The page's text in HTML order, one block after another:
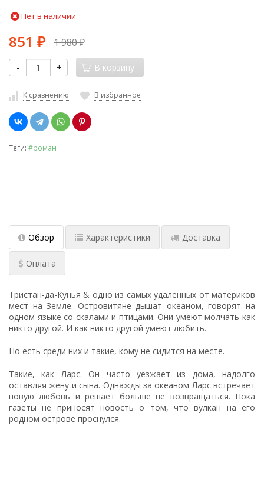
Нет в наличии
851 ₽ 1 980₽
- + В корзину
К сравнению В избранное
Теги: #роман
Обзор Характеристики Доставка
Оплата
Тристан-да-Кунья & одно из самых удаленных от материков
мест на Земле. Островитяне дышат океаном, говорят на
одном языке со скалами и птицами. Они умеют молчать как
никто другой. И как никто другой умеют любить.
Но есть среди них и такие, кому не сидится на месте.
Такие, как Ларс. Он часто уезжает из дома, надолго
оставляя жену и сына. Однажды за океаном Ларс встречает
новую любовь и решает больше не возвращаться. Пока
газеты не приносят новость о том, что вулкан на его
родном острове проснулся.